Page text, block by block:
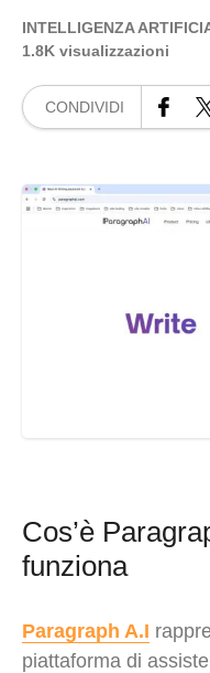
INTELLIGENZA
1.8K visualizzazioni
CONDIVIDI
Cos’è
funziona
Paragraph A.I
piattaforma di